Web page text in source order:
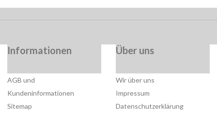
Informationen
AGB und
Kundeninformationen
Sitemap
Über uns
Wir über uns
Impressum
Datenschutzerklärung